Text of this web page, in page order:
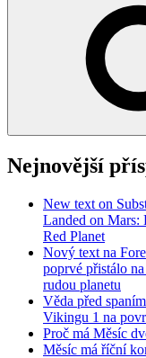
Nejnovější
New text on
Landed on
Red Planet
Nový text na
poprvé přistálo
rudou planetu
Věda před
Vikingu 1 na
Proč má Měsíc
Měsíc má říční